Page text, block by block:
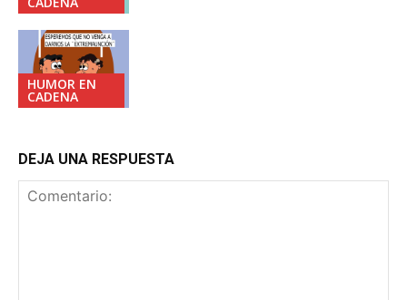
HUMOR EN
CADENA
DEJA UNA RESPUESTA